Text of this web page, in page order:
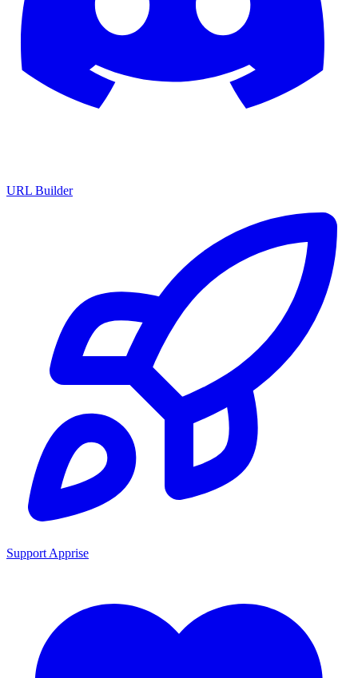
URL Builder
Support Apprise